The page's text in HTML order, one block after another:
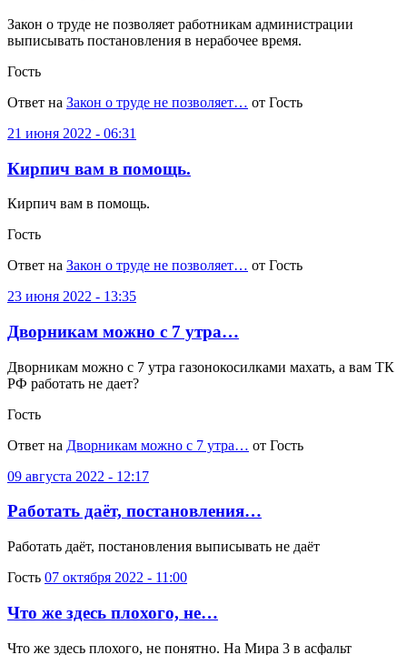
Закон о труде не позволяет работникам администрации
выписывать постановления в нерабочее время.
Гость
Ответ на Закон о труде не позволяет… от Гость
21 июня 2022 - 06:31
Кирпич вам в помощь.
Кирпич вам в помощь.
Гость
Ответ на Закон о труде не позволяет… от Гость
23 июня 2022 - 13:35
Дворникам можно с 7 утра…
Дворникам можно с 7 утра газонокосилками махать, а вам ТК
РФ работать не дает?
Гость
Ответ на Дворникам можно с 7 утра… от Гость
09 августа 2022 - 12:17
Работать даёт, постановления…
Работать даёт, постановления выписывать не даёт
Гость 07 октября 2022 - 11:00
Что же здесь плохого, не…
Что же здесь плохого, не понятно. На Мира 3 в асфальт